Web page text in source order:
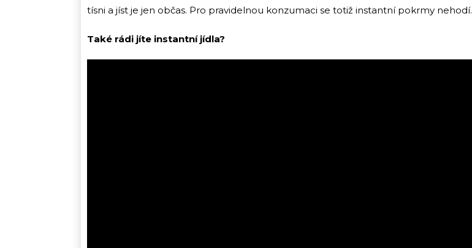
tísni a jíst je jen občas. Pro pravidelnou konzumaci se totiž instantní pokrmy nehodí.
Také rádi jíte instantní jídla?